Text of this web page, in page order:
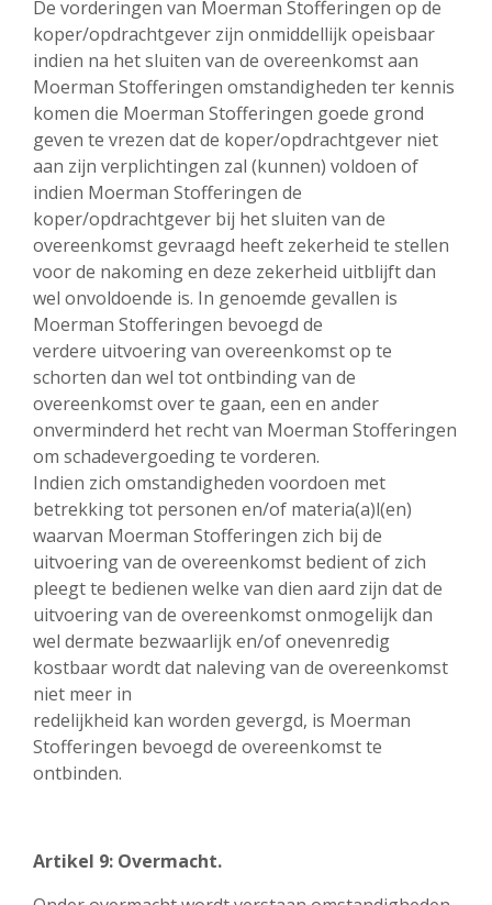
De vorderingen van Moerman Stofferingen op de
koper/opdrachtgever zijn onmiddellijk opeisbaar
indien na het sluiten van de overeenkomst aan
Moerman Stofferingen omstandigheden ter kennis
komen die Moerman Stofferingen goede grond
geven te vrezen dat de koper/opdrachtgever niet
aan zijn verplichtingen zal (kunnen) voldoen of
indien Moerman Stofferingen de
koper/opdrachtgever bij het sluiten van de
overeenkomst gevraagd heeft zekerheid te stellen
voor de nakoming en deze zekerheid uitblijft dan
wel onvoldoende is. In genoemde gevallen is
Moerman Stofferingen bevoegd de
verdere uitvoering van overeenkomst op te
schorten dan wel tot ontbinding van de
overeenkomst over te gaan, een en ander
onverminderd het recht van Moerman Stofferingen
om schadevergoeding te vorderen.
Indien zich omstandigheden voordoen met
betrekking tot personen en/of materia(a)l(en)
waarvan Moerman Stofferingen zich bij de
uitvoering van de overeenkomst bedient of zich
pleegt te bedienen welke van dien aard zijn dat de
uitvoering van de overeenkomst onmogelijk dan
wel dermate bezwaarlijk en/of onevenredig
kostbaar wordt dat naleving van de overeenkomst
niet meer in
redelijkheid kan worden gevergd, is Moerman
Stofferingen bevoegd de overeenkomst te
ontbinden.
Artikel 9: Overmacht.